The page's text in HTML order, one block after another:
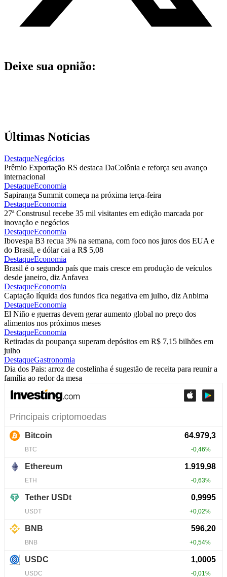
Deixe sua opnião:
Últimas Notícias
DestaqueNegócios
Prêmio Exportação RS destaca DaColônia e reforça seu avanço
internacional
DestaqueEconomia
Sapiranga Summit começa na próxima terça-feira
DestaqueEconomia
27ª Construsul recebe 35 mil visitantes em edição marcada por
inovação e negócios
DestaqueEconomia
Ibovespa B3 recua 3% na semana, com foco nos juros dos EUA e
do Brasil, e dólar cai a R$ 5,08
DestaqueEconomia
Brasil é o segundo país que mais cresce em produção de veículos
desde janeiro, diz Anfavea
DestaqueEconomia
Captação líquida dos fundos fica negativa em julho, diz Anbima
DestaqueEconomia
El Niño e guerras devem gerar aumento global no preço dos
alimentos nos próximos meses
DestaqueEconomia
Retiradas da poupança superam depósitos em R$ 7,15 bilhões em
julho
DestaqueGastronomia
Dia dos Pais: arroz de costelinha é sugestão de receita para reunir a
família ao redor da mesa